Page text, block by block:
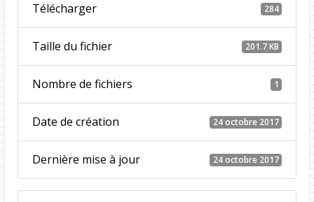
Télécharger 284
Taille du fichier 201.7 KB
Nombre de fichiers 1
Date de création 24 octobre 2017
Dernière mise à jour 24 octobre 2017